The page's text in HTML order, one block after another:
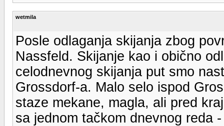
wetmila
Posle odlaganja skijanja zbog
Nassfeld. Skijanje kao i obično
celodnevnog skijanja put smo
Grossdorf-a. Malo selo ispod
staze mekane, magla, ali pred
sa jednom tačkom dnevnog reda